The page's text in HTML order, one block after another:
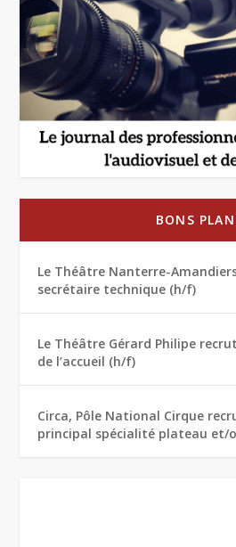
BONS
Le Théâtre Nanterre-
secrétaire technique (h/f)
Le Théâtre Gérard Philipe
de l’accueil (h/f)
Circa, Pôle National Cirque
principal spécialité plateau et/